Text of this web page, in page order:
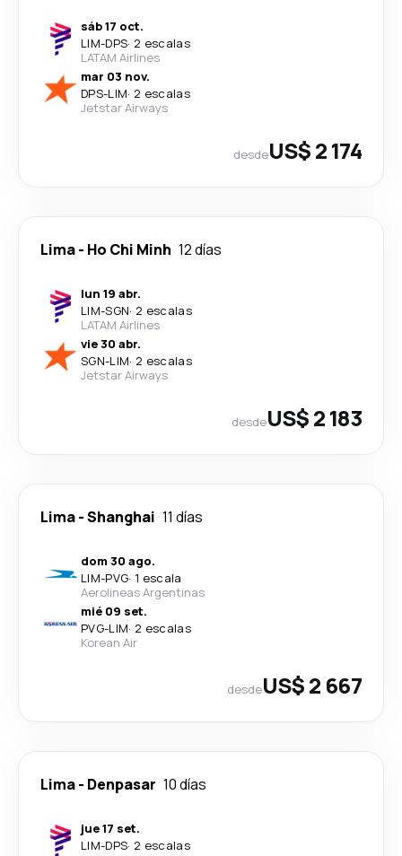
sáb 17 oct.
LIM-DPS· 2 escalas
LATAM Airlines
mar 03 nov.
DPS-LIM· 2 escalas
Jetstar Airways
desdeUS$ 2 174
Lima- Ho Chi Minh 12 días
lun 19 abr.
LIM-SGN· 2 escalas
LATAM Airlines
vie 30 abr.
SGN-LIM· 2 escalas
Jetstar Airways
desdeUS$ 2 183
Lima-Shanghai 11 días
dom 30 ago.
LIM-PVG· 1 escala
Aerolineas Argentinas
mié 09 set.
PVG-LIM· 2 escalas
Korean Air
desdeUS$ 2 667
Lima- Denpasar 10 días
jue 17 set.
LIM-DPS· 2 escalas